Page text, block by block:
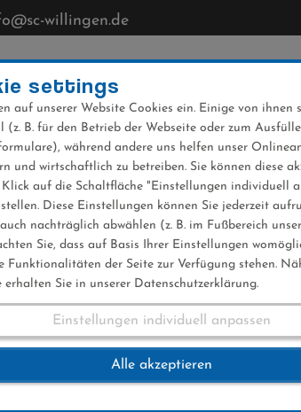
willingen.de
am
settings
auf unserer Website Cookies ein. Einige von ihnen
(z. B. für den Betrieb der Webseite oder zum
während andere uns helfen unser
und wirtschaftlich zu betreiben. Sie können diese
auf die Schaltfläche "Einstellungen individuell
Diese Einstellungen können Sie jederzeit
nachträglich abwählen (z. B. im Fußbereich
Sie, dass auf Basis Ihrer Einstellungen
Funktionalitäten der Seite zur Verfügung stehen.
erhalten Sie in unserer Datenschutzerklärung.
Einstellungen individuell anpassen
Alle akzeptieren